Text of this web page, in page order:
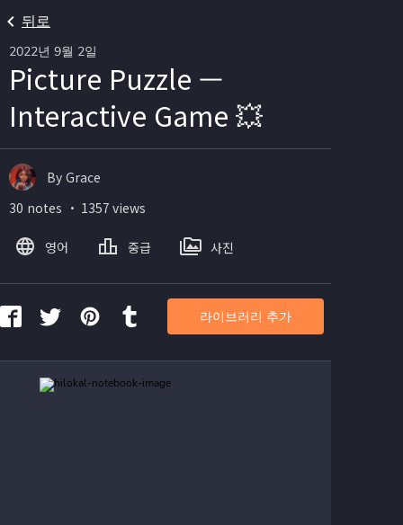
뒤로
2022년 9월 2일
Picture Puzzle —
Interactive Game 💥
By Grace
30 notes ・ 1357 views
영어 중급 사진
라이브러리 추가